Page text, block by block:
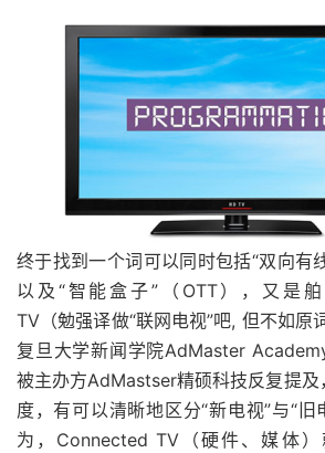
终于找到一个词可以同时包括“双向有
以及“智能盒子”（OTT），又是
TV（勉强译做“联网电视”吧, 但不如原
复旦大学新闻学院AdMaster
被主办方AdMastser精硕科技反复提及
度，有可以清晰地区分“新电视”与“旧
为，Connected TV（硬件、媒体